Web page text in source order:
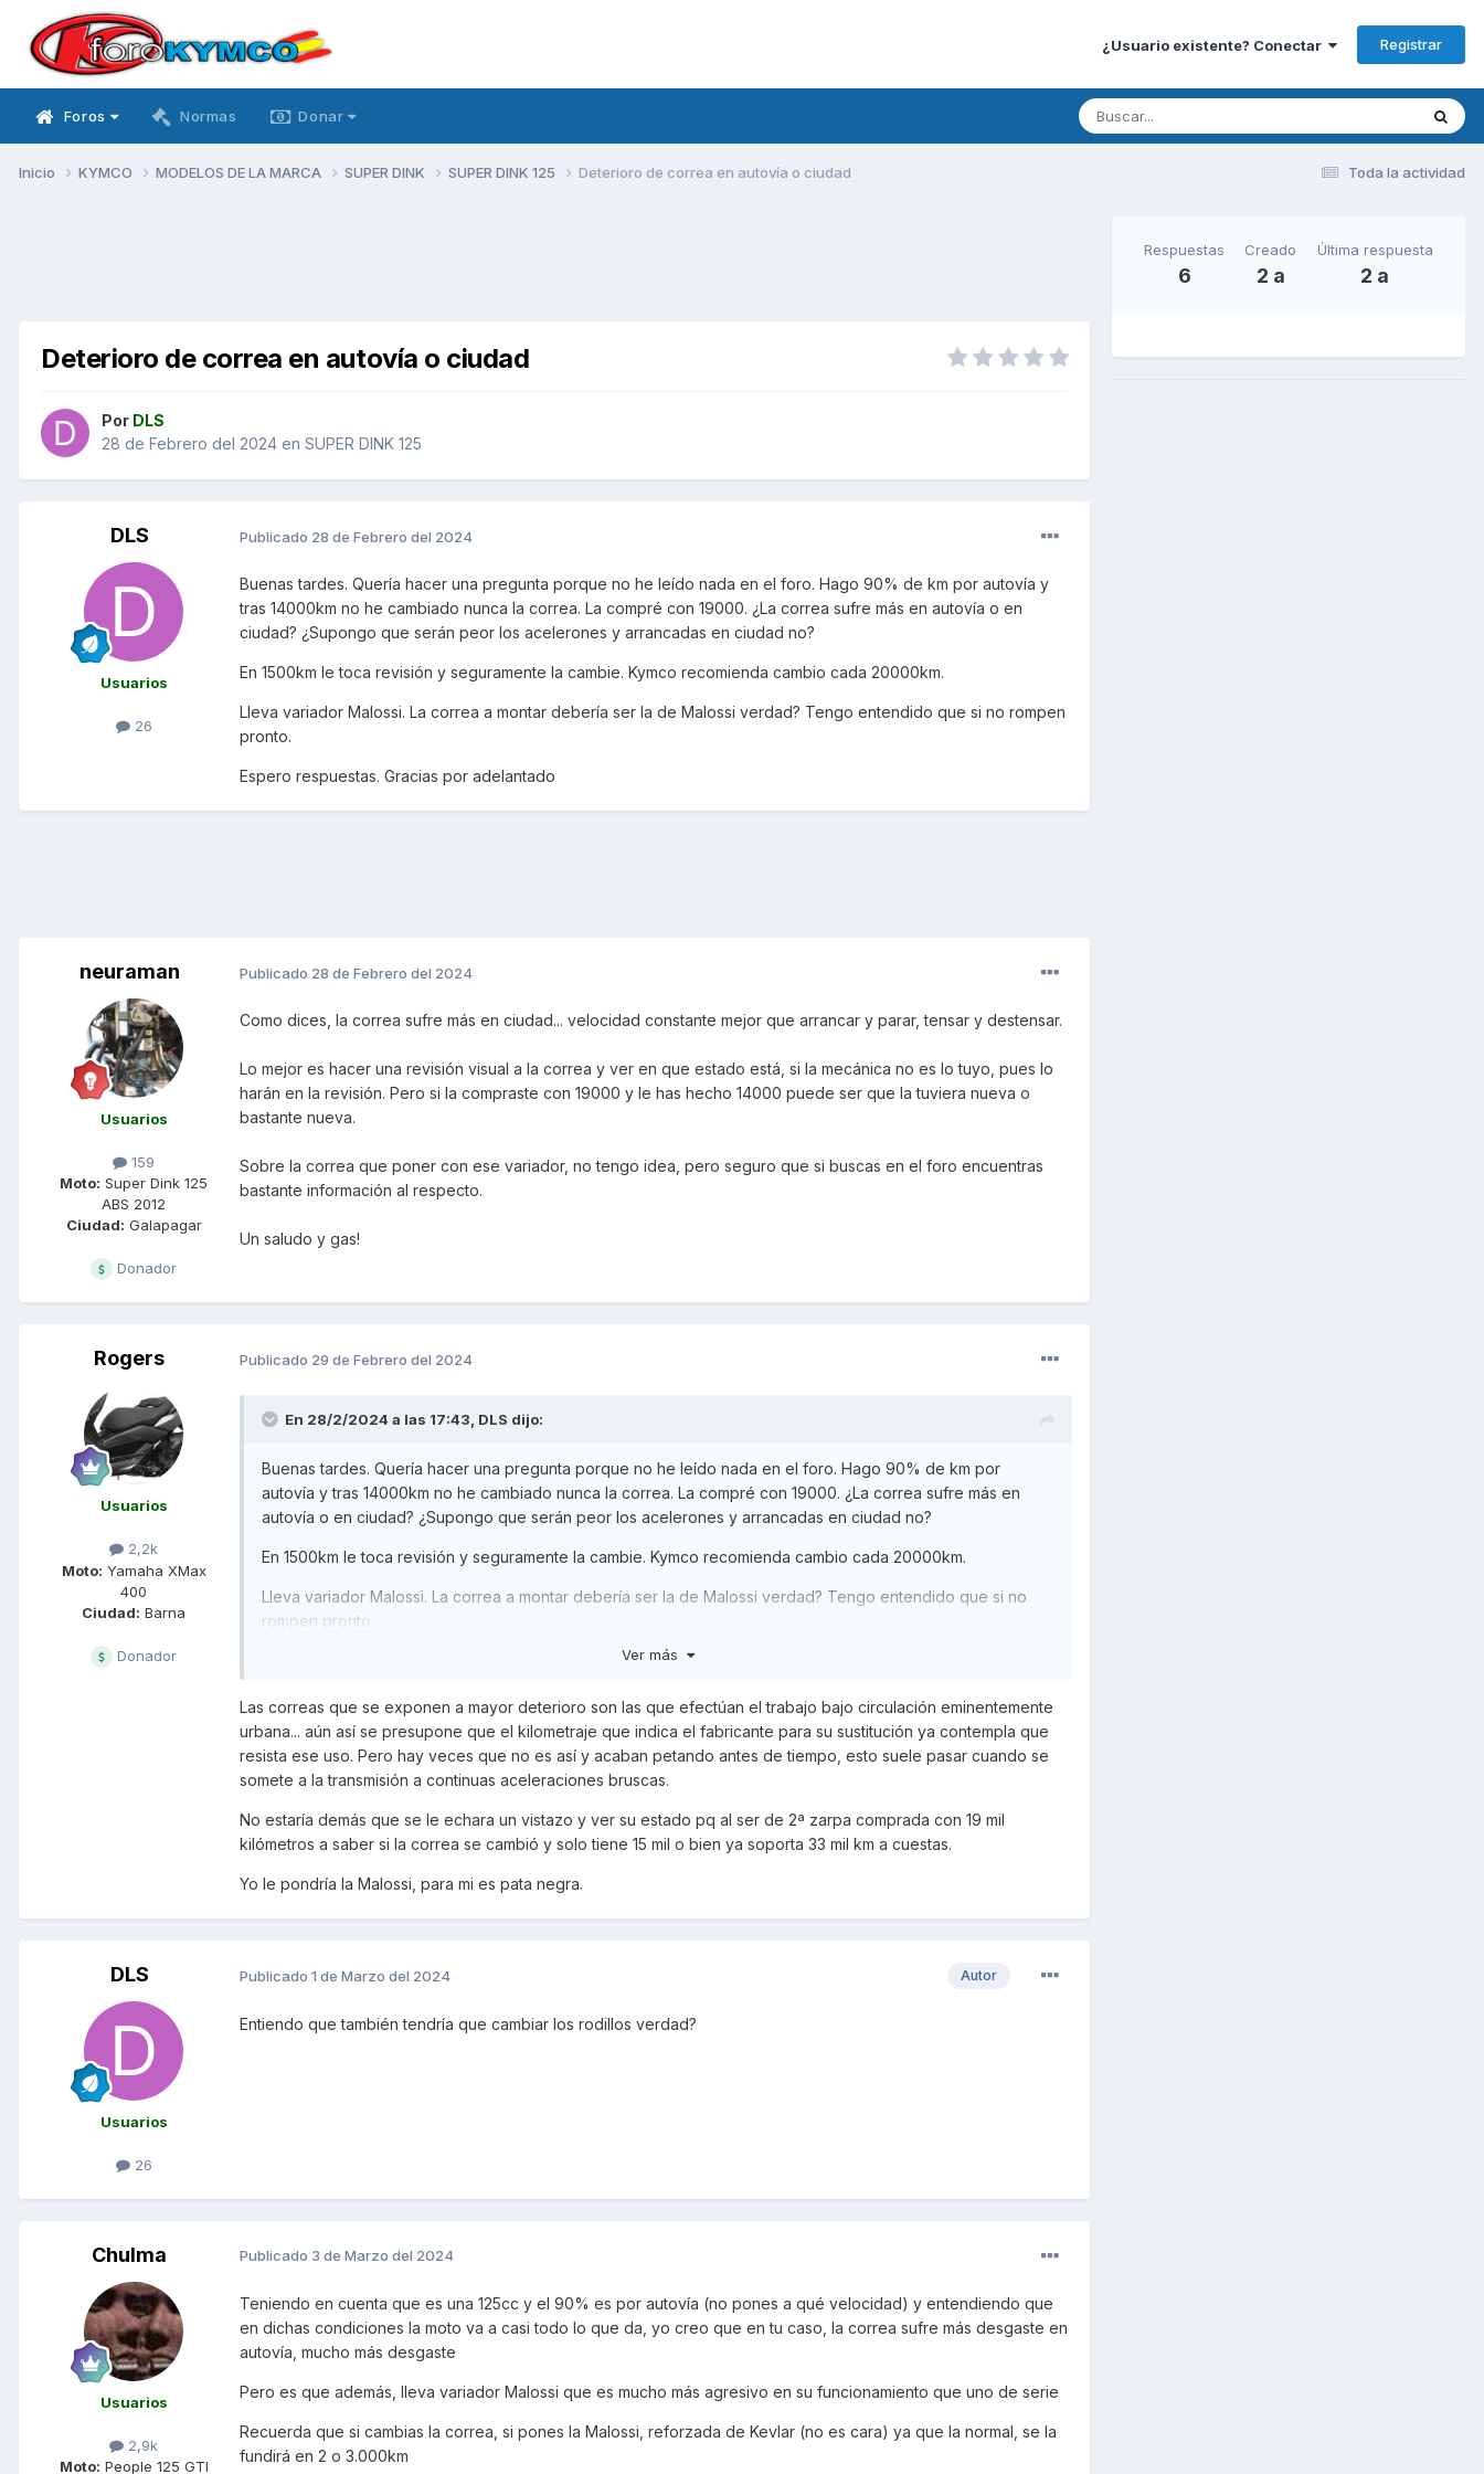
¿Usuario existente? Conectar Registrar
Foros Normas Donar
Toda la actividad
Inicio KYMCO MODELOS DE LA MARCA SUPER DINK SUPER DINK 125 Deterioro de correa en autovía o ciudad
Deterioro de correa en autovía o ciudad
Por DLS
28 de Febrero del 2024 en SUPER DINK 125
DLS
Usuarios
26
Publicado 28 de Febrero del 2024
Buenas tardes. Quería hacer una pregunta porque no he leído nada en el foro. Hago 90% de km por autovía y
tras 14000km no he cambiado nunca la correa. La compré con 19000. ¿La correa sufre más en autovía o en
ciudad? ¿Supongo que serán peor los acelerones y arrancadas en ciudad no?
En 1500km le toca revisión y seguramente la cambie. Kymco recomienda cambio cada 20000km.
Lleva variador Malossi. La correa a montar debería ser la de Malossi verdad? Tengo entendido que si no rompen
pronto.
Espero respuestas. Gracias por adelantado
neuraman
Usuarios
159
Moto: Super Dink 125
ABS 2012
Ciudad: Galapagar
Donador
Publicado 28 de Febrero del 2024
Como dices, la correa sufre más en ciudad... velocidad constante mejor que arrancar y parar, tensar y destensar.
Lo mejor es hacer una revisión visual a la correa y ver en que estado está, si la mecánica no es lo tuyo, pues lo
harán en la revisión. Pero si la compraste con 19000 y le has hecho 14000 puede ser que la tuviera nueva o
bastante nueva.
Sobre la correa que poner con ese variador, no tengo idea, pero seguro que si buscas en el foro encuentras
bastante información al respecto.
Un saludo y gas!
Rogers
Usuarios
2,2k
Moto: Yamaha XMax
400
Ciudad: Barna
Donador
Publicado 29 de Febrero del 2024
En 28/2/2024 a las 17:43, DLS dijo:
Buenas tardes. Quería hacer una pregunta porque no he leído nada en el foro. Hago 90% de km por
autovía y tras 14000km no he cambiado nunca la correa. La compré con 19000. ¿La correa sufre más en
autovía o en ciudad? ¿Supongo que serán peor los acelerones y arrancadas en ciudad no?
En 1500km le toca revisión y seguramente la cambie. Kymco recomienda cambio cada 20000km.
Lleva variador Malossi. La correa a montar debería ser la de Malossi verdad? Tengo entendido que si no
rompen pronto.
Ver más
Las correas que se exponen a mayor deterioro son las que efectúan el trabajo bajo circulación eminentemente
urbana... aún así se presupone que el kilometraje que indica el fabricante para su sustitución ya contempla que
resista ese uso. Pero hay veces que no es así y acaban petando antes de tiempo, esto suele pasar cuando se
somete a la transmisión a continuas aceleraciones bruscas.
No estaría demás que se le echara un vistazo y ver su estado pq al ser de 2ª zarpa comprada con 19 mil
kilómetros a saber si la correa se cambió y solo tiene 15 mil o bien ya soporta 33 mil km a cuestas.
Yo le pondría la Malossi, para mi es pata negra.
DLS
Usuarios
26
Autor
Publicado 1 de Marzo del 2024
Entiendo que también tendría que cambiar los rodillos verdad?
Chulma
Usuarios
2,9k
Moto: People 125 GTI
Publicado 3 de Marzo del 2024
Teniendo en cuenta que es una 125cc y el 90% es por autovía (no pones a qué velocidad) y entendiendo que
en dichas condiciones la moto va a casi todo lo que da, yo creo que en tu caso, la correa sufre más desgaste en
autovía, mucho más desgaste
Pero es que además, lleva variador Malossi que es mucho más agresivo en su funcionamiento que uno de serie
Recuerda que si cambias la correa, si pones la Malossi, reforzada de Kevlar (no es cara) ya que la normal, se la
fundirá en 2 o 3.000km
Respuestas
6
Creado
2 a
Última respuesta
2 a